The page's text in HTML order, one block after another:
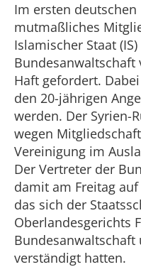
Im ersten deutschen
mutmaßliches
Islamischer Staat
Bundesanwaltschaft
Haft gefordert.
den 20-jährigen
werden. Der Syrien-
wegen
Vereinigung im
Der Vertreter der
damit am Freitag
das sich der
Oberlandesgerichts
verständigt hatten.